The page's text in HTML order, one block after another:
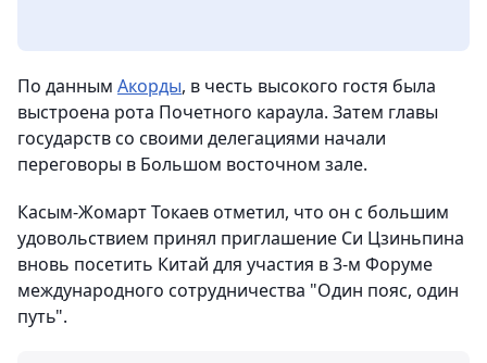
По данным Акорды, в честь высокого гостя была
выстроена рота Почетного караула. Затем главы
государств со своими делегациями начали
переговоры в Большом восточном зале.
Касым-Жомарт Токаев отметил, что он с большим
удовольствием принял приглашение Си Цзиньпина
вновь посетить Китай для участия в 3-м Форуме
международного сотрудничества "Один пояс, один
путь".